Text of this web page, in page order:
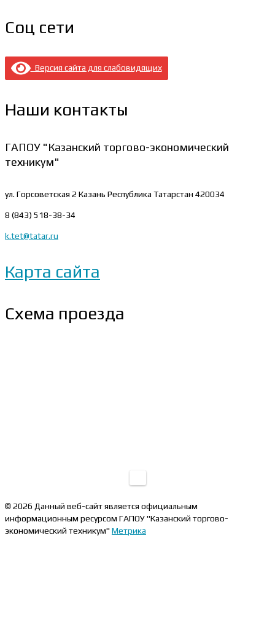
Соц сети
Версия сайта для слабовидящих
Наши контакты
ГАПОУ "Казанский торгово-экономический
техникум"
ул. Горсоветская 2 Казань Республика Татарстан 420034
8 (843) 518-38-34
k.tet@tatar.ru
Карта сайта
Схема проезда
© 2026 Данный веб-сайт является официальным
информационным ресурсом ГАПОУ "Казанский торгово-
экономический техникум" Метрика